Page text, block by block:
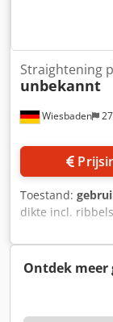
Wiesbaden
Straightening
unbekannt
Toestand:
dikte incl.
mm tafelhoogte
Dcodpob
Ontdek